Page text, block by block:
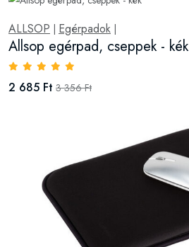
ALLSOP | Egérpadok |
Allsop egérpad, cseppek - kék
2 685 Ft 3 356 Ft